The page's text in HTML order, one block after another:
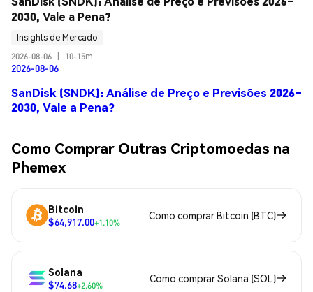
2030, Vale a Pena?
Insights de Mercado
2026-08-06
10-15m
2026-08-06
SanDisk (SNDK): Análise de Preço e Previsões 2026–
2030, Vale a Pena?
Como Comprar Outras Criptomoedas na
Phemex
Bitcoin
$64,917.00+1.10%
Como comprar Bitcoin (BTC)
Solana
$74.68+2.60%
Como comprar Solana (SOL)